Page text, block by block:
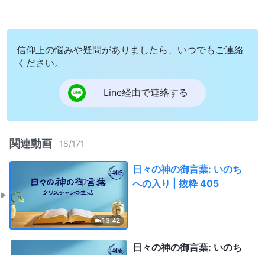
信仰上の悩みや疑問がありましたら、いつでもご連絡
ください。
Line経由で連絡する
関連動画 18/171
13:42
日々の神の御言葉: いのち
への入り | 抜粋 405
日々の神の御言葉: いのち